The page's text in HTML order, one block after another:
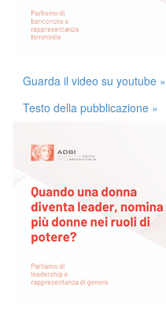
Guarda il video su youtube »
Testo della pubblicazione »